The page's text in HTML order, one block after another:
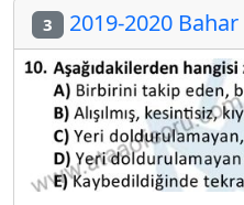
3 2019-2020 Bahar